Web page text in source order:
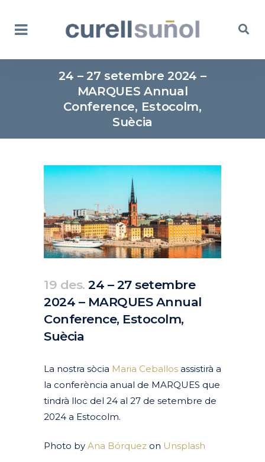
24 – 27 setembre 2024 –
MARQUES Annual
Conference, Estocolm,
Suècia
19 des. 24 – 27 setembre
2024 – MARQUES Annual
Conference, Estocolm,
Suècia
La nostra sòcia Maria Ceballos assistirà a
la conferència anual de MARQUES que
tindrà lloc del 24 al 27 de setembre de
2024 a Estocolm.
Photo by Ana Bórquez on Unsplash